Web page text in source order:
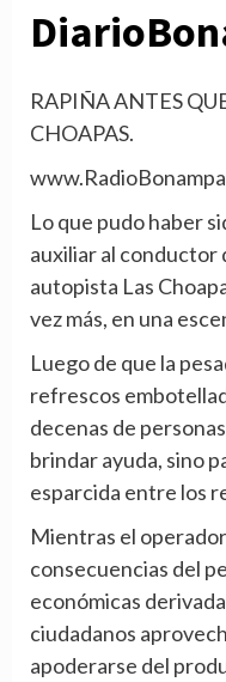
RAPIÑA ANTES
CHOAPAS.
Lo que pudo haber
auxiliar al conductor
autopista Las
vez más, en una
Luego de que la
refrescos
decenas de
brindar ayuda, sino
esparcida entre los
Mientras el
consecuencias del
económicas
ciudadanos
apoderarse del